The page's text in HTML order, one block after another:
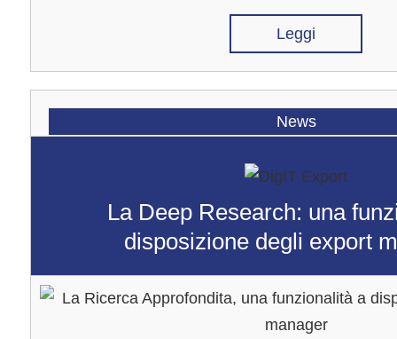
Leggi
News
La Deep Research: una
disposizione degli export